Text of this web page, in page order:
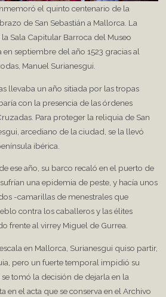
el quinto centenario de la
de San Sebastián a Mallorca. La
Sala Capitular Barroca del Museo
septiembre del año 1523 gracias al
Manuel Surianesgui.
llevaba un año sitiada por las tropas
con la presencia de las órdenes
Para proteger la reliquia de San
arcediano de la ciudad, se la llevó
ibérica.
ese año, su barco recaló en el puerto de
una epidemia de peste, y hacía unos
-camarillas de menestrales que
contra los caballeros y las élites
frente al virrey Miguel de Gurrea.
en Mallorca, Surianesgui quiso partir,
pero un fuerte temporal impidió su
tomó la decisión de dejarla en la
en el acta que se conserva en el Archivo